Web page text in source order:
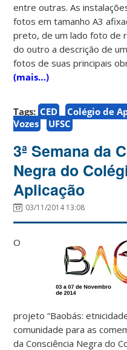
entre outras. As
fotos em tamanho A3
preto, de um lado foto de
do outro a descrição de
fotos de suas principais
(mais…)
Tags: CED Colégio de
Vozes
UFSC
3ª Semana da
Negra do
Aplicação
03/11/2014 13:08
O
projeto “Baobás:
comunidade para as
da Consciência Negra do